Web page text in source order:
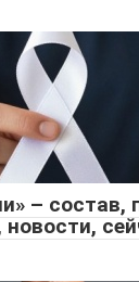
– состав,